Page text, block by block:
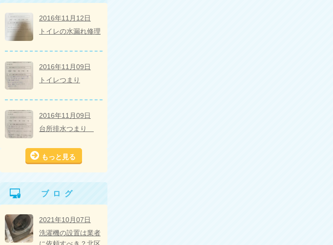
2016年11月12日
トイレの水漏れ修理
2016年11月09日
トイレつまり
2016年11月09日
台所排水つまり
もっと見る
ブログ
2021年10月07日
洗濯機の設置は業者
に依頼すべき？北区